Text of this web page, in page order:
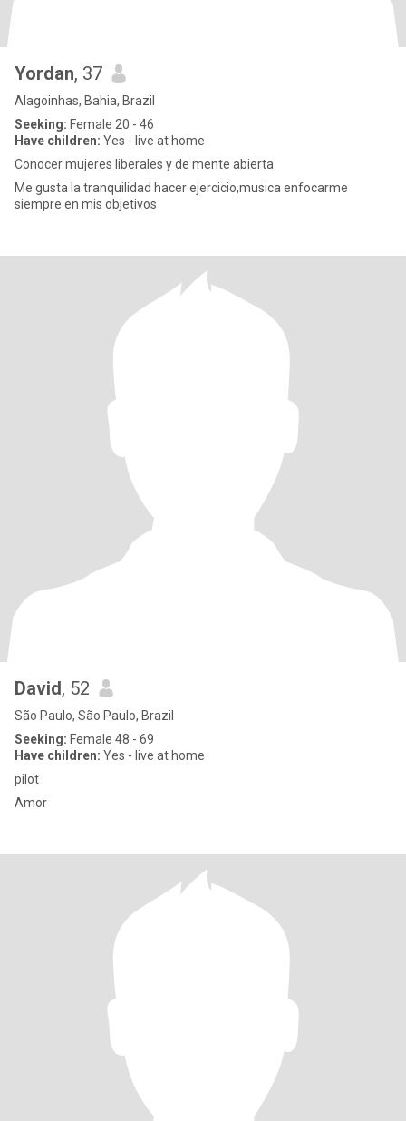
Yordan, 37
Alagoinhas, Bahia, Brazil
Seeking: Female 20 - 46
Have children: Yes - live at home
Conocer mujeres liberales y de mente abierta
Me gusta la tranquilidad hacer ejercicio,musica enfocarme
siempre en mis objetivos
David, 52
São Paulo, São Paulo, Brazil
Seeking: Female 48 - 69
Have children: Yes - live at home
pilot
Amor